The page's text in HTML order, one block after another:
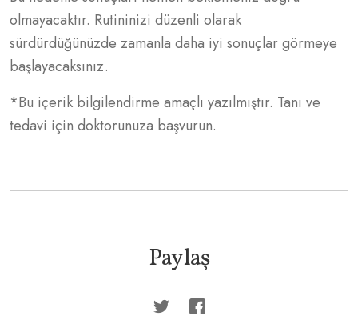
olmayacaktır. Rutininizi düzenli olarak
sürdürdüğünüzde zamanla daha iyi sonuçlar görmeye
başlayacaksınız.
*Bu içerik bilgilendirme amaçlı yazılmıştır. Tanı ve
tedavi için doktorunuza başvurun.
Paylaş